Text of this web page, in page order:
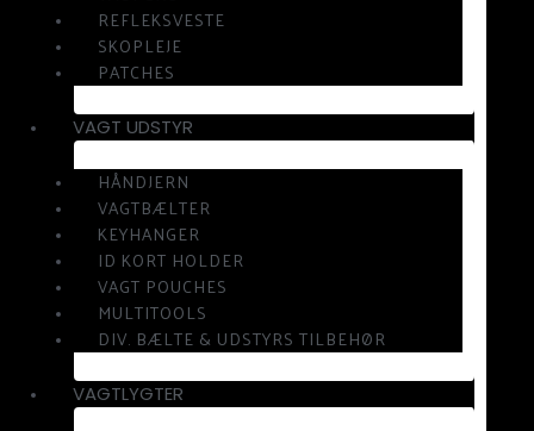
REFLEKSVESTE
SKOPLEJE
PATCHES
VAGT UDSTYR
HÅNDJERN
VAGTBÆLTER
KEYHANGER
ID KORT HOLDER
VAGT POUCHES
MULTITOOLS
DIV. BÆLTE & UDSTYRS TILBEHØR
VAGTLYGTER